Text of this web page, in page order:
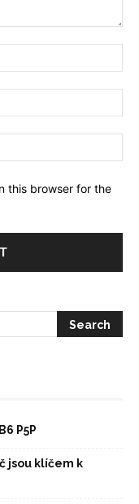
this browser for the
P5P
jsou klíčem k